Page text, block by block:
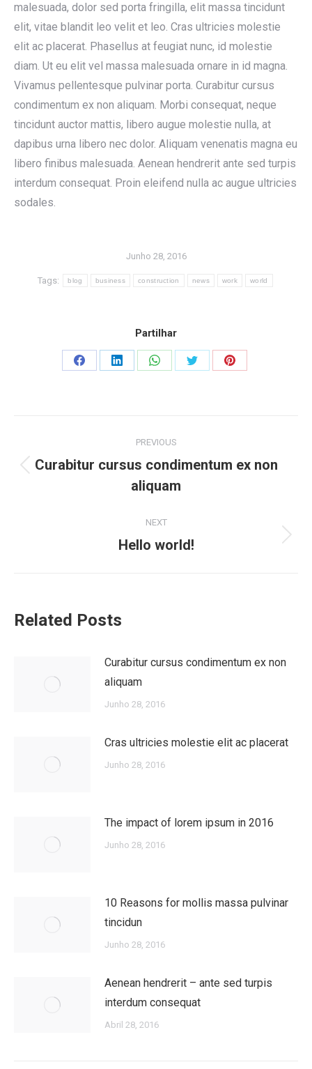
malesuada, dolor sed porta fringilla, elit massa tincidunt
elit, vitae blandit leo velit et leo. Cras ultricies molestie
elit ac placerat. Phasellus at feugiat nunc, id molestie
diam. Ut eu elit vel massa malesuada ornare in id magna.
Vivamus pellentesque pulvinar porta. Curabitur cursus
condimentum ex non aliquam. Morbi consequat, neque
tincidunt auctor mattis, libero augue molestie nulla, at
dapibus urna libero nec dolor. Aliquam venenatis magna eu
libero finibus malesuada. Aenean hendrerit ante sed turpis
interdum consequat. Proin eleifend nulla ac augue ultricies
sodales.
Junho 28, 2016
Tags: blog business construction news work world
Partilhar
Share
Share
Share
Share
Share
navigation
PREVIOUS
Previous
post:
Curabitur cursus condimentum ex non
aliquam
NEXT
Next
Hello world!
Related Posts
Curabitur cursus condimentum ex non
aliquam
Junho 28, 2016
Cras ultricies molestie elit ac placerat
Junho 28, 2016
The impact of lorem ipsum in 2016
Junho 28, 2016
10 Reasons for mollis massa pulvinar
tincidun
Junho 28, 2016
Aenean hendrerit – ante sed turpis
interdum consequat
Abril 28, 2016